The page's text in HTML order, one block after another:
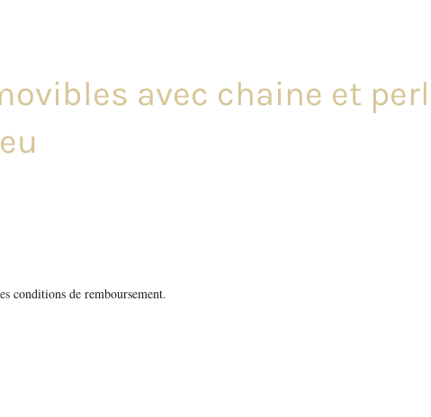
avec chaine et
conditions de remboursement.